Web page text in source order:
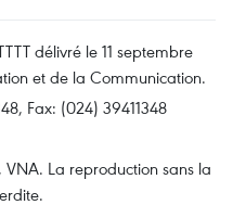
délivré le 11 septembre
et de la Communication.
Fax: (024) 39411348
La reproduction sans la